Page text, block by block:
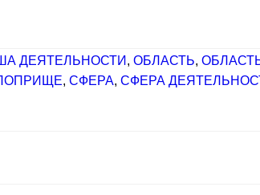
ДЕЯТЕЛЬНОСТИ , ОБЛАСТЬ,
,СФЕРА,СФЕРА